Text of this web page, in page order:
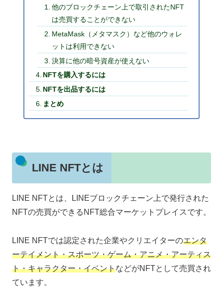
他のブロックチェーン上で取引されたNFT
は売買することができない
MetaMask（メタマスク）など他のウォレ
ットは利用できない
決算に他の暗号資産が使えない
NFTを購入するには
NFTを出品するには
まとめ
LINE NFTとは
LINE NFTとは、LINEブロックチェーン上で発行された
NFTの売買ができるNFT総合マーケットプレイスです。
LINE NFTでは認定された企業やクリエイターのエンタ
ーテイメント・スポーツ・ゲーム・アニメ・アーティス
ト・キャラクター・イベントなどがNFTとして売買され
ています。